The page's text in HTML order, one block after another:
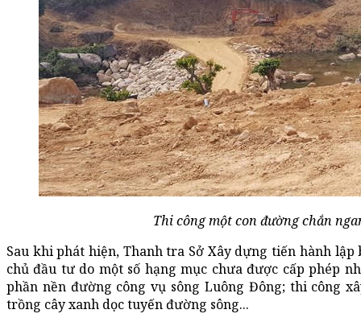
Thi công một con đường chắn
Sau khi phát hiện, Thanh tra Sở Xây dựng tiến hành
chủ đầu tư do một số hạng mục chưa được cấp phép
phần nền đường công vụ sông Luông Đông; thi công
trồng cây xanh dọc tuyến đường sông...